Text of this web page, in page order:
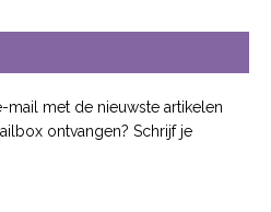
mail met de nieuwste artikelen
ontvangen? Schrijf je